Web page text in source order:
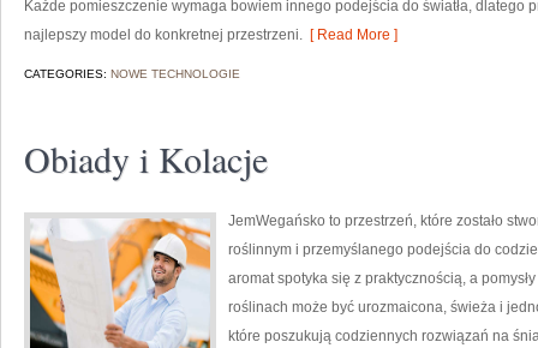
Każde pomieszczenie wymaga bowiem innego podejścia do światła, dlatego
najlepszy model do konkretnej przestrzeni. [ Read More ]
CATEGORIES: NOWE TECHNOLOGIE
Obiady i Kolacje
JemWegańsko to przestrzeń, które zostało
roślinnym i przemyślanego podejścia do
aromat spotyka się z praktycznością, a
roślinach może być urozmaicona, świeża i
które poszukują codziennych rozwiązań na